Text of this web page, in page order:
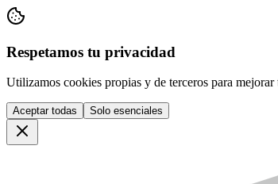
Respetamos tu privacidad
Utilizamos cookies propias y de terceros para
Aceptar todas Solo esenciales